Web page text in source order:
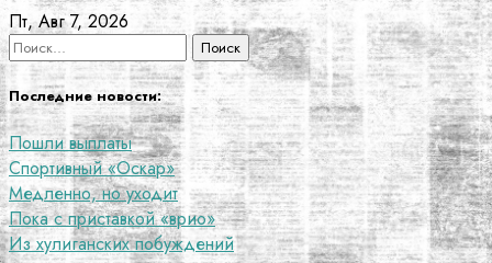
Перейти
к
содержанию
Пт, Авг 7, 2026
Найти:
Последние новости:
Пошли выплаты
Спортивный «Оскар»
Медленно, но уходит
Пока с приставкой «врио»
Из хулиганских побуждений